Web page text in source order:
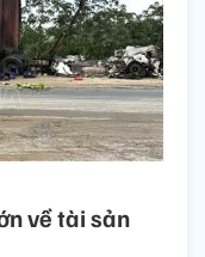
về tài sản